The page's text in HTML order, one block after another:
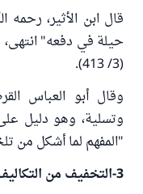
قال ابن الأثير، رحمه
حيلة في دفعه"
(3/ 413).
وقال أبو العباس
وتسلية، وهو دليل
"المفهم لما أشكل من
3-التخفيف من التكاليف والمسؤوليات: